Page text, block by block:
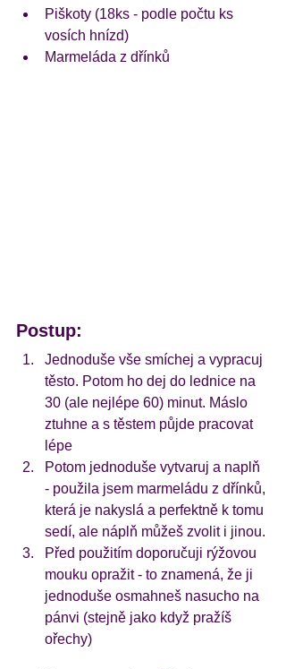
Piškoty (18ks - podle počtu ks
vosích hnízd)
Marmeláda z dřínků
Postup:
Jednoduše vše smíchej a vypracuj
těsto. Potom ho dej do lednice na
30 (ale nejlépe 60) minut. Máslo
ztuhne a s těstem půjde pracovat
lépe
Potom jednoduše vytvaruj a naplň
- použila jsem marmeládu z dřínků,
která je nakyslá a perfektně k tomu
sedí, ale náplň můžeš zvolit i jinou.
Před použitím doporučuji rýžovou
mouku opražit - to znamená, že ji
jednoduše osmahneš nasucho na
pánvi (stejně jako když pražíš
ořechy)